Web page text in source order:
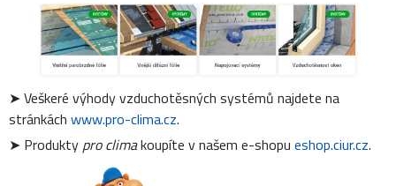
➤ Veškeré výhody vzduchotěsných systémů najdete na
stránkách www.pro-clima.cz.
➤ Produkty pro climakoupíte v našem e-shopu eshop.ciur.cz.